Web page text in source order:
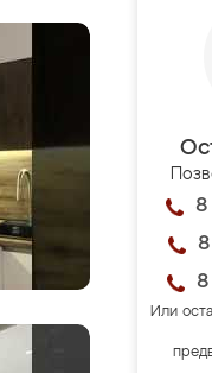
8
8
Или